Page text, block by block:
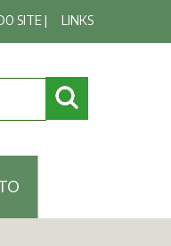
SITE | LINKS